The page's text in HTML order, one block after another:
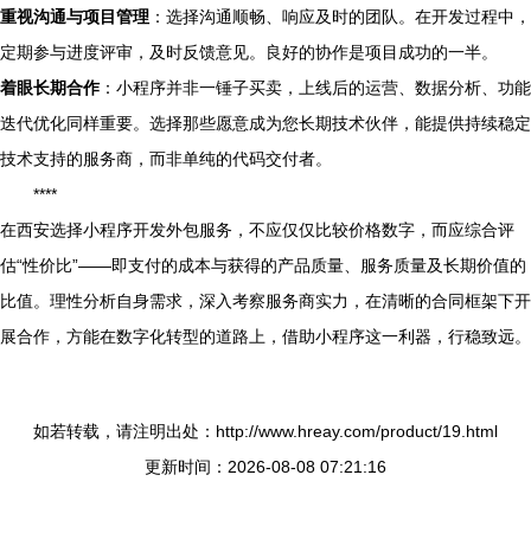
重视沟通与项目管理 ：选择沟通顺畅、响应及时的团队。在开发过程中，
定期参与进度评审，及时反馈意见。良好的协作是项目成功的一半。
着眼长期合作：小程序并非一锤子买卖，上线后的运营、数据分析、功能
迭代优化同样重要。选择那些愿意成为您长期技术伙伴，能提供持续稳定
技术支持的服务商，而非单纯的代码交付者。
****
在西安选择小程序开发外包服务，不应仅仅比较价格数字，而应综合评
估“性价比”——即支付的成本与获得的产品质量、服务质量及长期价值的
比值。理性分析自身需求，深入考察服务商实力，在清晰的合同框架下开
展合作，方能在数字化转型的道路上，借助小程序这一利器，行稳致远。
如若转载，请注明出处：http://www.hreay.com/product/19.html
更新时间：2026-08-08 07:21:16